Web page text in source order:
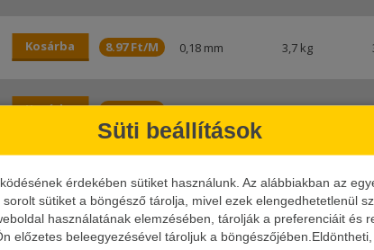
Süti beállítások
érdekében sütiket használunk. Az alábbiakban az
sütiket a böngésző tárolja, mivel ezek elengedhetetlenül
használatának elemzésében, tárolják a preferenciáit és
előzetes beleegyezésével tároljuk a
Kosárba 8.97 Ft/M 0,18 mm 3,7 kg
Kosárba 9.63 Ft/M 0,20 mm 4,6 kg
Kosárba 9.63 Ft/M 0,33 mm 9,7 kg